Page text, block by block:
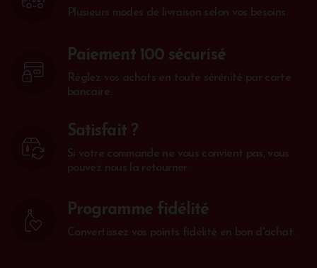
Paiement 100 sécurisé
Satisfait ?
Programme fidélité